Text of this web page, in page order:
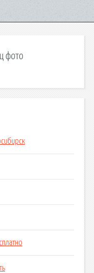
фото